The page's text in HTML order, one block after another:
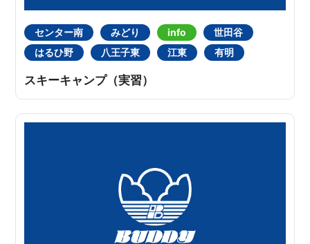
センター南 みどり info
世田谷
はるひ野
八王子東 江東 有明
スキーキャンプ（実習）